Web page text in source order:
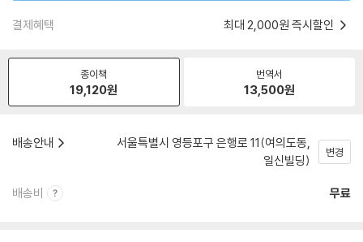
결제혜택 최대 2,000원 즉시할인
종이책
19,120원
번역서
13,500원
배송안내
서울특별시 영등포구 은행로 11(여의도동,
일신빌딩)
변경
배송비 무료